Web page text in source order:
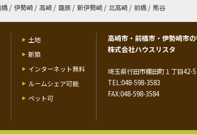
/ 伊勢崎 / 高崎 / 籠原 / 新伊勢崎 / 北高崎 / 前橋 / 熊谷
土地
新築
インターネット無料
ルームシェア可能
ペット可
高崎市・前橋市・伊勢崎市
株式会社ハウスリスタ
埼玉県行田市棚田町１丁目42-
TEL:048-598-3583
FAX:048-598-3584